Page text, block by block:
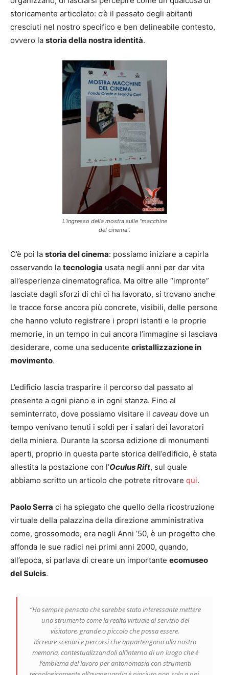
storicamente articolato: c’è il passato degli abitanti
cresciuti nel nostro specifico e ben delineabile contesto,
ovvero la storia della nostra identità.
L’ingresso della mostra sulle “macchine
del cinema”.
C’è poi la storia delcinema: possiamo iniziare a capirla
osservando la tecnologia usata negli anni per dar vita
all’esperienza cinematografica. Ma oltre alle “impronte”
lasciate dagli sforzi di chi ci ha lavorato, si trovano anche
le tracce forse ancora più concrete, visibili, delle persone
che hanno voluto registrare i propri istanti e le proprie
memorie, in un tempo in cui ancora l’immagine si lasciava
desiderare, come una seducente cristallizzazione in
movimento.
L’edificio lascia trasparire il percorso dal passato al
presente a ogni piano e in ogni stanza. Fino al
seminterrato, dove possiamo visitare il caveau dove un
tempo venivano tenuti i soldi per i salari dei lavoratori
della miniera. Durante la scorsa edizione di monumenti
aperti, proprio in questa parte storica dell’edificio, è stata
allestita la postazione con l’Oculus Rift, sul quale
abbiamo scritto un articolo che potrete ritrovare qui.
Paolo Serra ci ha spiegato che quello della ricostruzione
virtuale della palazzina della direzione amministrativa
come, grossomodo, era negli Anni ’50, è un progetto che
affonda le sue radici nei primi anni 2000, quando,
all’epoca, si parlava di creare un importante ecomuseo
del Sulcis.
“Ho sempre pensato che sarebbe stato interessante mettere
uno strumento come la realtà virtuale al servizio del
visitatore, grande o piccolo che possa essere.
Ricreare scenari e percorsi che appartengono alla nostra
memoria, contestualizzandoli all’interno di un luogo che è
l’emblema del lavoro per antonomasia con strumenti